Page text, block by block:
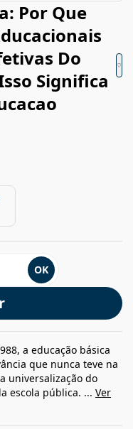
Por Que
Do
Significa
OK
a educação básica
que nunca teve na
universalização do
escola pública. ... Ver